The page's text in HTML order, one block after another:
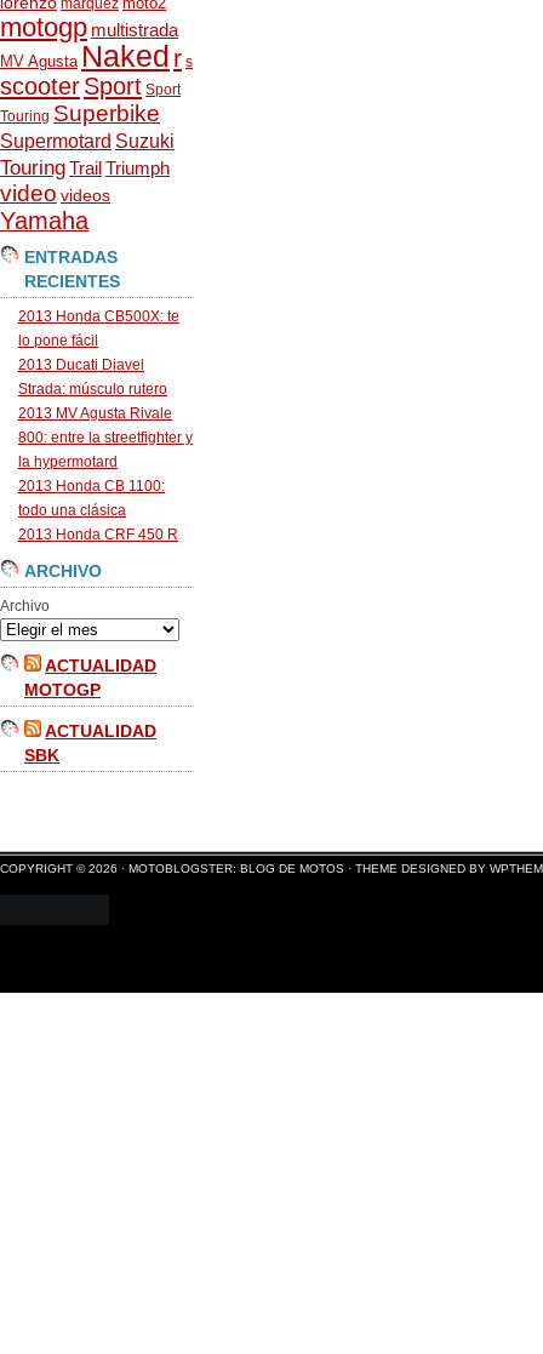
marquez
motogp multistrada
MV Agusta Naked r s
scooterSport Sport
Touring Superbike
Supermotard Suzuki
TouringTrailTriumph
video videos
Yamaha
ENTRADAS
RECIENTES
2013 Honda CB500X: te
lo pone fácil
2013 Ducati Diavel
Strada: músculo rutero
2013 MV Agusta Rivale
800: entre la streetfighter y
la hypermotard
2013 Honda CB 1100:
todo una clásica
2013 Honda CRF 450 R
ARCHIVO
Archivo
ACTUALIDAD
MOTOGP
ACTUALIDAD
SBK
COPYRIGHT © 2026 · MOTOBLOGSTER: BLOG DE MOTOS · THEME DESIGNED BY